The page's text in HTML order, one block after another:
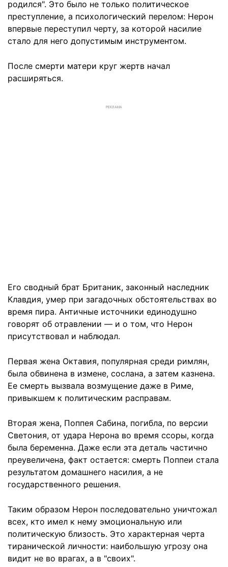
родился". Это было не только политическое
преступление, а психологический перелом: Нерон
впервые переступил черту, за которой насилие
стало для него допустимым инструментом.
После смерти матери круг жертв начал
расширяться.
РЕКЛАМА
Его сводный брат Британик, законный наследник
Клавдия, умер при загадочных обстоятельствах во
время пира. Античные источники единодушно
говорят об отравлении — и о том, что Нерон
присутствовал и наблюдал.
Первая жена Октавия, популярная среди римлян,
была обвинена в измене, сослана, а затем казнена.
Ее смерть вызвала возмущение даже в Риме,
привыкшем к политическим расправам.
Вторая жена, Поппея Сабина, погибла, по версии
Светония, от удара Нерона во время ссоры, когда
была беременна. Даже если эта деталь частично
преувеличена, факт остается: смерть Поппеи стала
результатом домашнего насилия, а не
государственного решения.
Таким образом Нерон последовательно уничтожал
всех, кто имел к нему эмоциональную или
политическую близость. Это характерная черта
тиранической личности: наибольшую угрозу она
видит не во врагах, а в "своих".